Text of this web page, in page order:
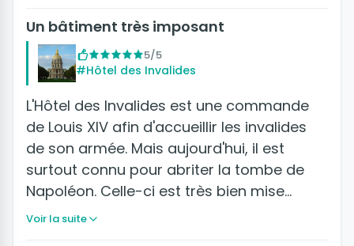
Un bâtiment très imposant
5/5
#Hôtel des Invalides
L'Hôtel des Invalides est une commande
de Louis XIV afin d'accueillir les invalides
de son armée. Mais aujourd'hui, il est
surtout connu pour abriter la tombe de
Napoléon. Celle-ci est très bien mise…
Voir la suite